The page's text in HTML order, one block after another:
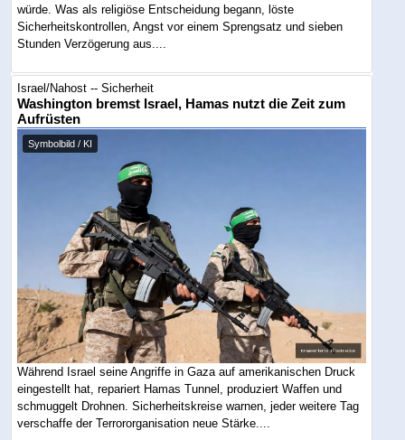
würde. Was als religiöse Entscheidung begann, löste
Sicherheitskontrollen, Angst vor einem Sprengsatz und sieben
Stunden Verzögerung aus....
Israel/Nahost -- Sicherheit
Washington bremst Israel, Hamas nutzt die Zeit zum
Aufrüsten
Symbolbild / KI
Während Israel seine Angriffe in Gaza auf amerikanischen Druck
eingestellt hat, repariert Hamas Tunnel, produziert Waffen und
schmuggelt Drohnen. Sicherheitskreise warnen, jeder weitere Tag
verschaffe der Terrororganisation neue Stärke....